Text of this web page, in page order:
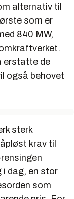
alternativ til
som er
840 MW,
erstatte de
også behovet
sterk
krav til
i dag, en stor
som